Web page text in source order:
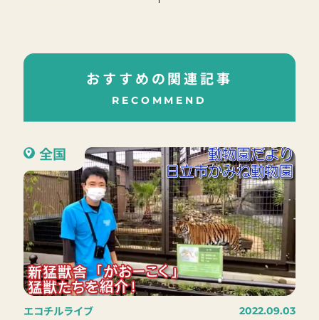
おすすめの関連記事
RECOMMEND
全国
エコチルライブ 2022.09.03